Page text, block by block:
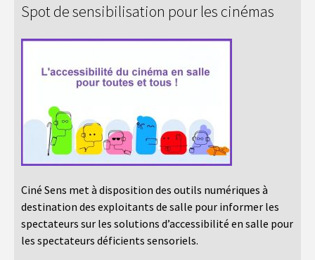
Spot de sensibilisation pour les cinémas
Ciné Sens met à disposition des outils numériques à
destination des exploitants de salle pour informer les
spectateurs sur les solutions d’accessibilité en salle pour
les spectateurs déficients sensoriels.